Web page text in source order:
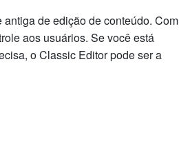
de edição de conteúdo. Com
aos usuários. Se você está
o Classic Editor pode ser a